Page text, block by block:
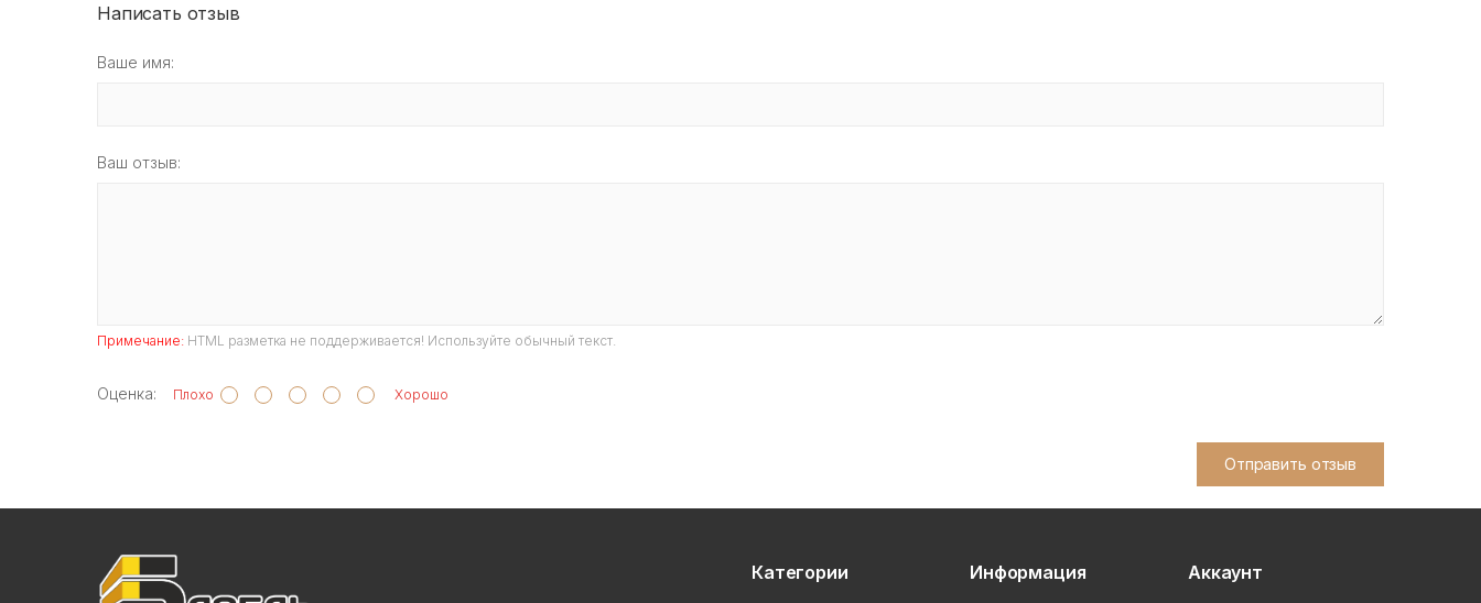
Написать отзыв
Ваше имя:
Ваш отзыв:
Примечание: HTML разметка не поддерживается! Используйте обычный текст.
Оценка: Плохо Хорошо
Отправить отзыв
Категории Информация Аккаунт